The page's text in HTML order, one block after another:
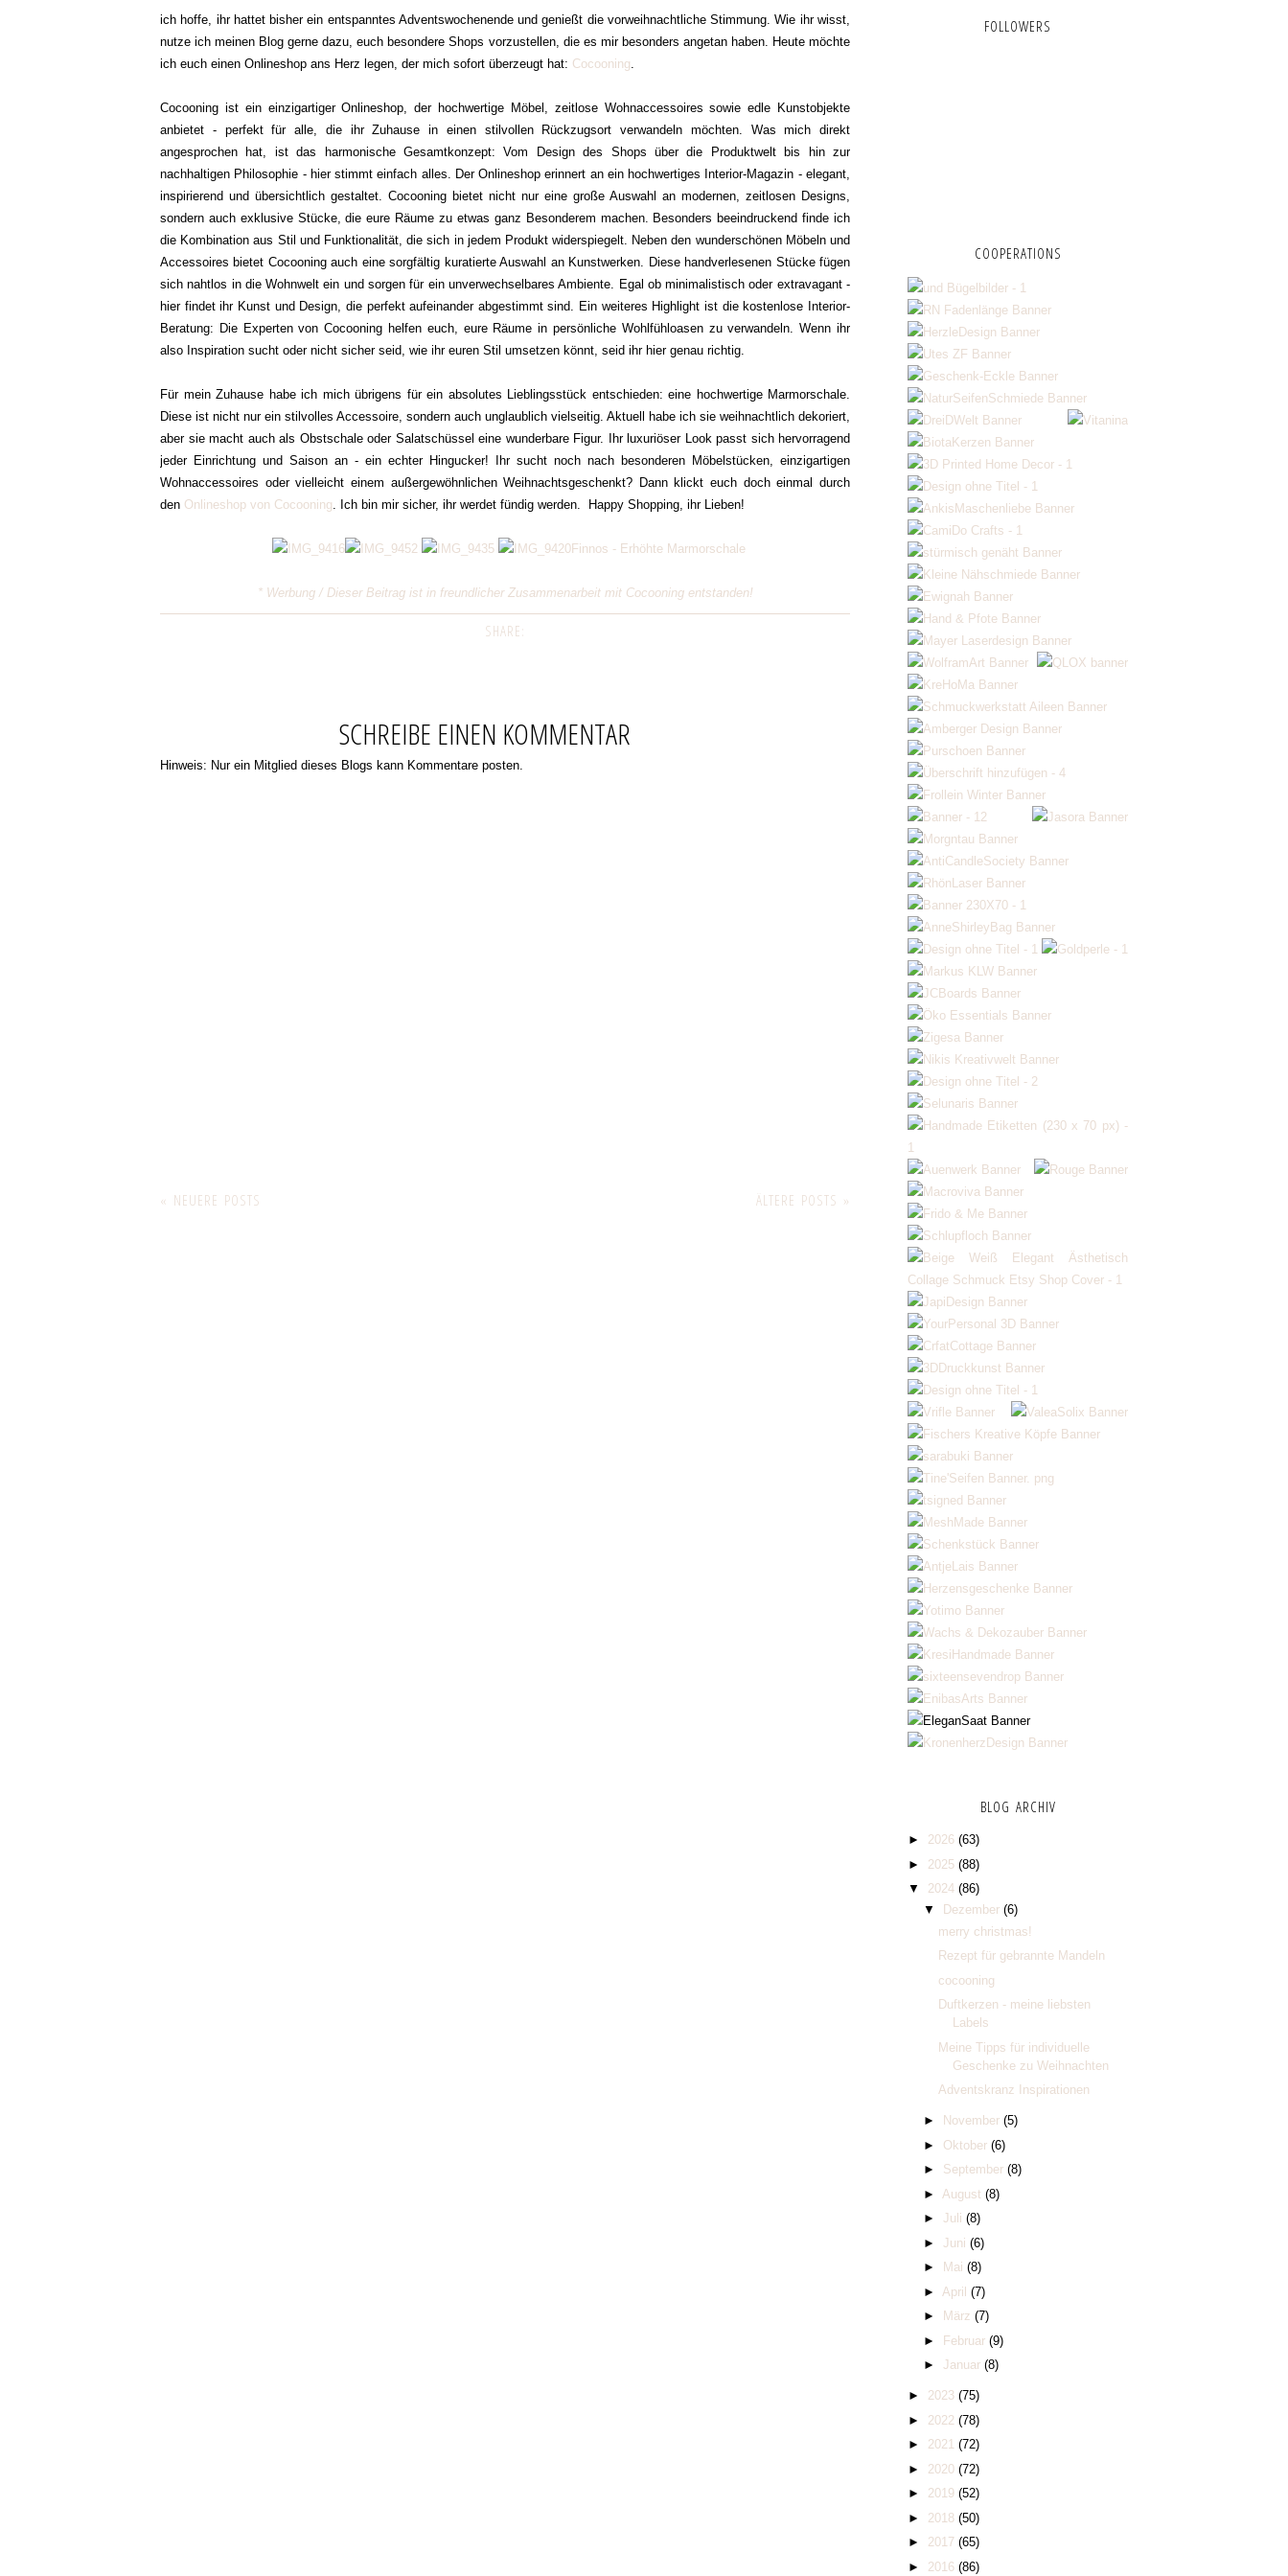
ich hoffe, ihr hattet bisher ein entspanntes Adventswochenende und genießt die vorweihnachtliche Stimmung. Wie ihr wisst,
nutze ich meinen Blog gerne dazu, euch besondere Shops vorzustellen, die es mir besonders angetan haben. Heute möchte
ich euch einen Onlineshop ans Herz legen, der mich sofort überzeugt hat: Cocooning.
Cocooning ist ein einzigartiger Onlineshop, der hochwertige Möbel, zeitlose Wohnaccessoires sowie edle Kunstobjekte
anbietet - perfekt für alle, die ihr Zuhause in einen stilvollen Rückzugsort verwandeln möchten. Was mich direkt
angesprochen hat, ist das harmonische Gesamtkonzept: Vom Design des Shops über die Produktwelt bis hin zur
nachhaltigen Philosophie - hier stimmt einfach alles. Der Onlineshop erinnert an ein hochwertiges Interior-Magazin - elegant,
inspirierend und übersichtlich gestaltet. Cocooning bietet nicht nur eine große Auswahl an modernen, zeitlosen Designs,
sondern auch exklusive Stücke, die eure Räume zu etwas ganz Besonderem machen. Besonders beeindruckend finde ich
die Kombination aus Stil und Funktionalität, die sich in jedem Produkt widerspiegelt. Neben den wunderschönen Möbeln und
Accessoires bietet Cocooning auch eine sorgfältig kuratierte Auswahl an Kunstwerken. Diese handverlesenen Stücke fügen
sich nahtlos in die Wohnwelt ein und sorgen für ein unverwechselbares Ambiente. Egal ob minimalistisch oder extravagant -
hier findet ihr Kunst und Design, die perfekt aufeinander abgestimmt sind. Ein weiteres Highlight ist die kostenlose Interior-
Beratung: Die Experten von Cocooning helfen euch, eure Räume in persönliche Wohlfühloasen zu verwandeln. Wenn ihr
also Inspiration sucht oder nicht sicher seid, wie ihr euren Stil umsetzen könnt, seid ihr hier genau richtig.
Für mein Zuhause habe ich mich übrigens für ein absolutes Lieblingsstück entschieden: eine hochwertige Marmorschale.
Diese ist nicht nur ein stilvolles Accessoire, sondern auch unglaublich vielseitig. Aktuell habe ich sie weihnachtlich dekoriert,
aber sie macht auch als Obstschale oder Salatschüssel eine wunderbare Figur. Ihr luxuriöser Look passt sich hervorragend
jeder Einrichtung und Saison an - ein echter Hingucker! Ihr sucht noch nach besonderen Möbelstücken, einzigartigen
Wohnaccessoires oder vielleicht einem außergewöhnlichen Weihnachtsgeschenkt? Dann klickt euch doch einmal durch
den Onlineshop von Cocooning. Ich bin mir sicher, ihr werdet fündig werden. Happy Shopping, ihr Lieben!
Finnos - Erhöhte Marmorschale
* Werbung / Dieser Beitrag ist in freundlicher Zusammenarbeit mit Cocooning entstanden!
SHARE:
SCHREIBE EINEN KOMMENTAR
Hinweis: Nur ein Mitglied dieses Blogs kann Kommentare posten.
« NEUERE POSTS ÄLTERE POSTS »
FOLLOWERS
COOPERATIONS
BLOG ARCHIV
► 2026 (63)
► 2025 (88)
▼ 2024 (86)
▼
Dezember (6)
merry christmas!
Rezept für gebrannte Mandeln
cocooning
Duftkerzen - meine liebsten
Labels
Meine Tipps für individuelle
Geschenke zu Weihnachten
Adventskranz Inspirationen
► November (5)
► Oktober (6)
► September (8)
► August (8)
► Juli (8)
► Juni (6)
►
Mai (8)
► April (7)
►
März (7)
► Februar (9)
► Januar (8)
► 2023 (75)
► 2022 (78)
► 2021 (72)
► 2020 (72)
► 2019 (52)
► 2018 (50)
► 2017 (65)
► 2016 (86)